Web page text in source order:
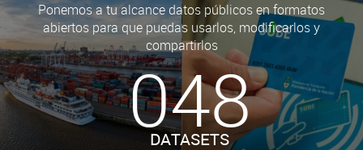
Ponemos a tu alcance datos públicos en formatos
abiertos para que puedas usarlos, modificarlos y
compartirlos
048
DATASETS